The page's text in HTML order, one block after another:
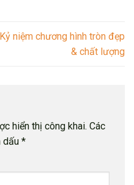
Kỷ niệm chương hình tròn đẹp
& chất lượng
hiển thị công khai. Các
dấu *